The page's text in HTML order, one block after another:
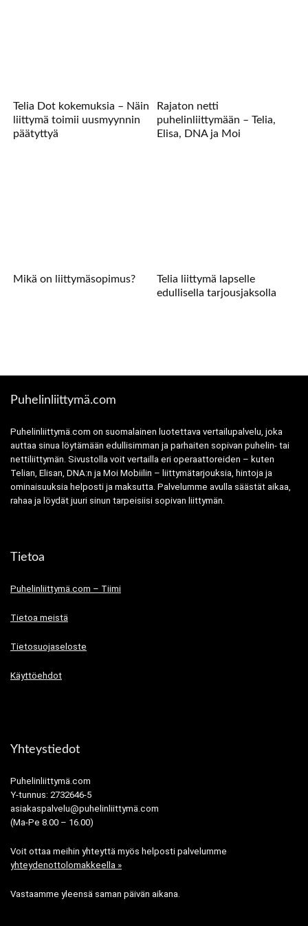
Telia Dot kokemuksia – Näin
liittymä toimii uusmyynnin
päätyttyä
Rajaton netti
puhelinliittymään – Telia,
Elisa, DNA ja Moi
Mikä on liittymäsopimus?
Telia liittymä lapselle
edullisella tarjousjaksolla
Puhelinliittymä.com
Puhelinliittymä.com on suomalainen luotettava vertailupalvelu, joka
auttaa sinua löytämään edullisimman ja parhaiten sopivan puhelin- tai
nettiliittymän. Sivustolla voit vertailla eri operaattoreiden – kuten
Telian, Elisan, DNA:n ja Moi Mobiilin – liittymätarjouksia, hintoja ja
ominaisuuksia helposti ja maksutta. Palvelumme avulla säästät aikaa,
rahaa ja löydät juuri sinun tarpeisiisi sopivan liittymän.
Tietoa
Puhelinliittymä.com – Tiimi
Tietoa meistä
Tietosuojaseloste
Käyttöehdot
Yhteystiedot
Puhelinliittymä.com
Y-tunnus: 2732646-5
asiakaspalvelu@puhelinliittymä.com
(Ma-Pe 8.00 – 16.00)
Voit ottaa meihin yhteyttä myös helposti palvelumme
yhteydenottolomakkeella »
Vastaamme yleensä saman päivän aikana.